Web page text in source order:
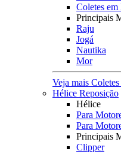
Coletes em
Principais
Raju
Jogá
Nautika
Mor
Veja mais
Hélice Reposição
Hélice
Para
Para
Principais
Clipper